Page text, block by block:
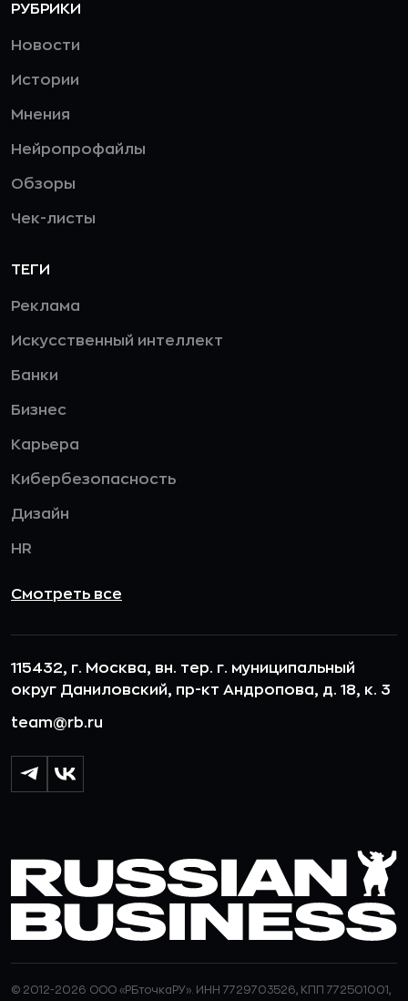
РУБРИКИ
Новости
Истории
Мнения
Нейропрофайлы
Обзоры
Чек-листы
ТЕГИ
Реклама
Искусственный интеллект
Банки
Бизнес
Карьера
Кибербезопасность
Дизайн
HR
Смотреть все
115432, г. Москва, вн. тер. г. муниципальный
округ Даниловский, пр-кт Андропова, д. 18, к. 3
team@rb.ru
© 2012-2026 ООО «РБточкаРУ». ИНН 7729703526, КПП 772501001,